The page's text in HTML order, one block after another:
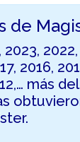
de
2023,
2016,
más